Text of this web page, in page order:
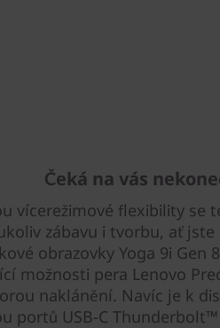
Čeká na vás
vícerežimové flexibility se
zábavu i tvorbu, ať
obrazovky Yoga 9i Gen
možnosti pera Lenovo
naklánění. Navíc je k
portů USB-C